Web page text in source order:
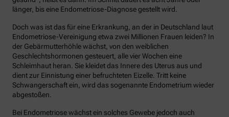
länger, bis eine Endometriose-Diagnose gestellt wird.
Doch was ist das für eine Erkrankung, an der in Deutschland laut
Endometriose-Vereinigung etwa zwei Millionen Frauen leiden? In
der Gebärmutterhöhle wächst, von den weiblichen
Geschlechtshormonen gesteuert, alle vier Wochen eine
Schleimhaut heran. Sie kleidet das Innere des Uterus aus und
dient zur Einnistung einer befruchteten Eizelle. Tritt keine
Schwangerschaft ein, wird das sogenannte Endometrium wieder
abgestoßen.
Bei Endometriose wächst ein solches Gewebe jedoch auch